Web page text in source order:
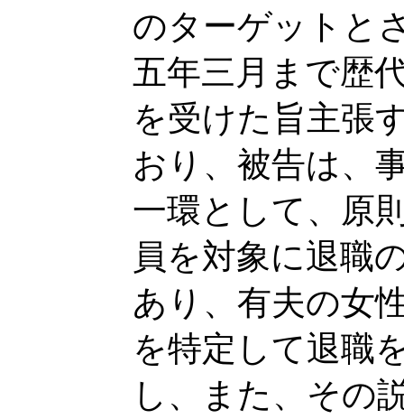
のターゲットと
五年三月まで歴
を受けた旨主張
おり、被告は、
一環として、原
員を対象に退職
あり、有夫の女
を特定して退職
し、また、その